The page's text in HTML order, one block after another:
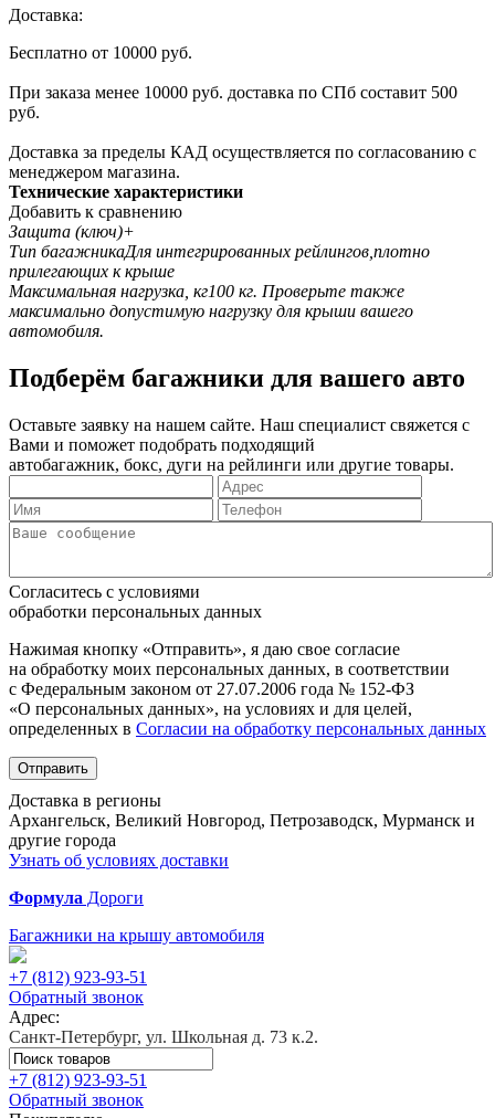
Доставка:
Бесплатно от 10000 руб.
При заказа менее 10000 руб. доставка по СПб составит 500
руб.
Доставка за пределы КАД осуществляется по согласованию с
менеджером магазина.
Технические характеристики
Добавить к сравнению
Защита (ключ)+
Тип багажникаДля интегрированных рейлингов,плотно
прилегающих к крыше
Максимальная нагрузка, кг100 кг. Проверьте также
максимально допустимую нагрузку для крыши вашего
автомобиля.
Подберём багажники для вашего авто
Оставьте заявку на нашем сайте. Наш специалист свяжется с
Вами и поможет подобрать подходящий
автобагажник, бокс, дуги на рейлинги или другие товары.
Согласитесь с условиями
обработки персональных данных
Нажимая кнопку «Отправить», я даю свое согласие
на обработку моих персональных данных, в соответствии
с Федеральным законом от 27.07.2006 года № 152-ФЗ
«О персональных данных», на условиях и для целей,
определенных в Согласии на обработку персональных данных
Отправить
Доставка в регионы
Архангельск, Великий Новгород, Петрозаводск, Мурманск и
другие города
Узнать об условиях доставки
Формула Дороги
Багажники на крышу автомобиля
+7 (812) 923-93-51
Обратный звонок
Адрес:
Санкт-Петербург, ул. Школьная д. 73 к.2.
+7 (812) 923-93-51
Обратный звонок